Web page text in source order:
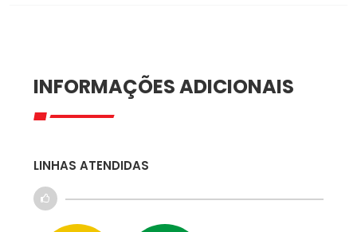
INFORMAÇÕES ADICIONAIS
LINHAS ATENDIDAS